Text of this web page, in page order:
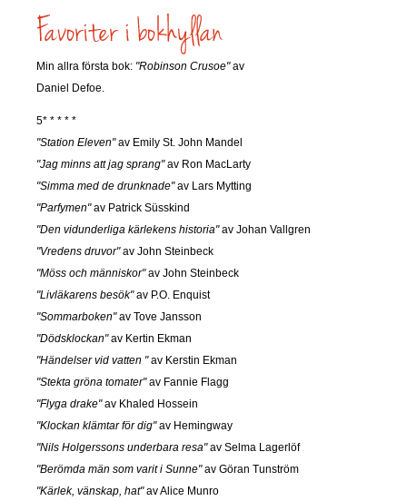
Min allra första bok: "Robinson Crusoe"av
Daniel Defoe.
5* * * * *
"Station Eleven"av Emily St. John Mandel
"Jag minns att jag sprang"av Ron MacLarty
"Simma med de drunknade"av Lars Mytting
"Parfymen"av Patrick Süsskind
"Den vidunderliga kärlekens historia"av Johan Vallgren
"Vredens druvor"av John Steinbeck
"Möss och människor"av John Steinbeck
"Livläkarens besök"av P.O. Enquist
"Sommarboken"av Tove Jansson
"Dödsklockan"av Kertin Ekman
"Händelser vid vatten "av Kerstin Ekman
"Stekta gröna tomater"av Fannie Flagg
"Flyga drake"av Khaled Hossein
"Klockan klämtar för dig"av Hemingway
"Nils Holgerssons underbara resa"av Selma Lagerlöf
"Berömda män som varit i Sunne"av Göran Tunström
"Kärlek, vänskap, hat"av Alice Munro